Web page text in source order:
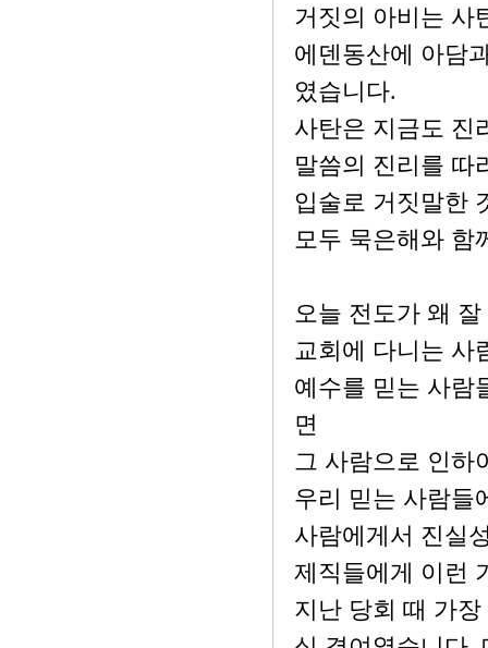
거짓의 아비는 사
에덴동산에 아담
였습니다.
사탄은 지금도 진
말씀의 진리를 따
입술로 거짓말한
모두 묵은해와 함
오늘 전도가 왜 잘
교회에 다니는 사
예수를 믿는 사람
면
그 사람으로 인하
우리 믿는 사람들
사람에게서 진실
제직들에게 이런
지난 당회 때 가